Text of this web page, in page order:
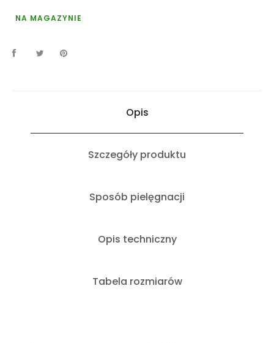
NA MAGAZYNIE
Opis
Szczegóły produktu
Sposób pielęgnacji
Opis techniczny
Tabela rozmiarów